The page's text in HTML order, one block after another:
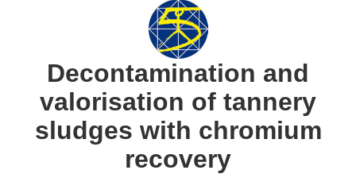
Decontamination and
valorisation of tannery
sludges with chromium
recovery